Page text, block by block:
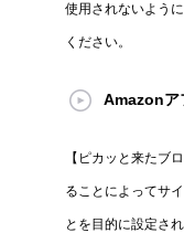
使用されないよう
ください。
Amazonア
【ピカッと来たブ
ることによってサ
とを目的に設定さ